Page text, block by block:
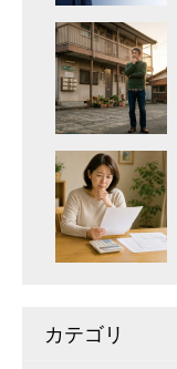
カテゴリ